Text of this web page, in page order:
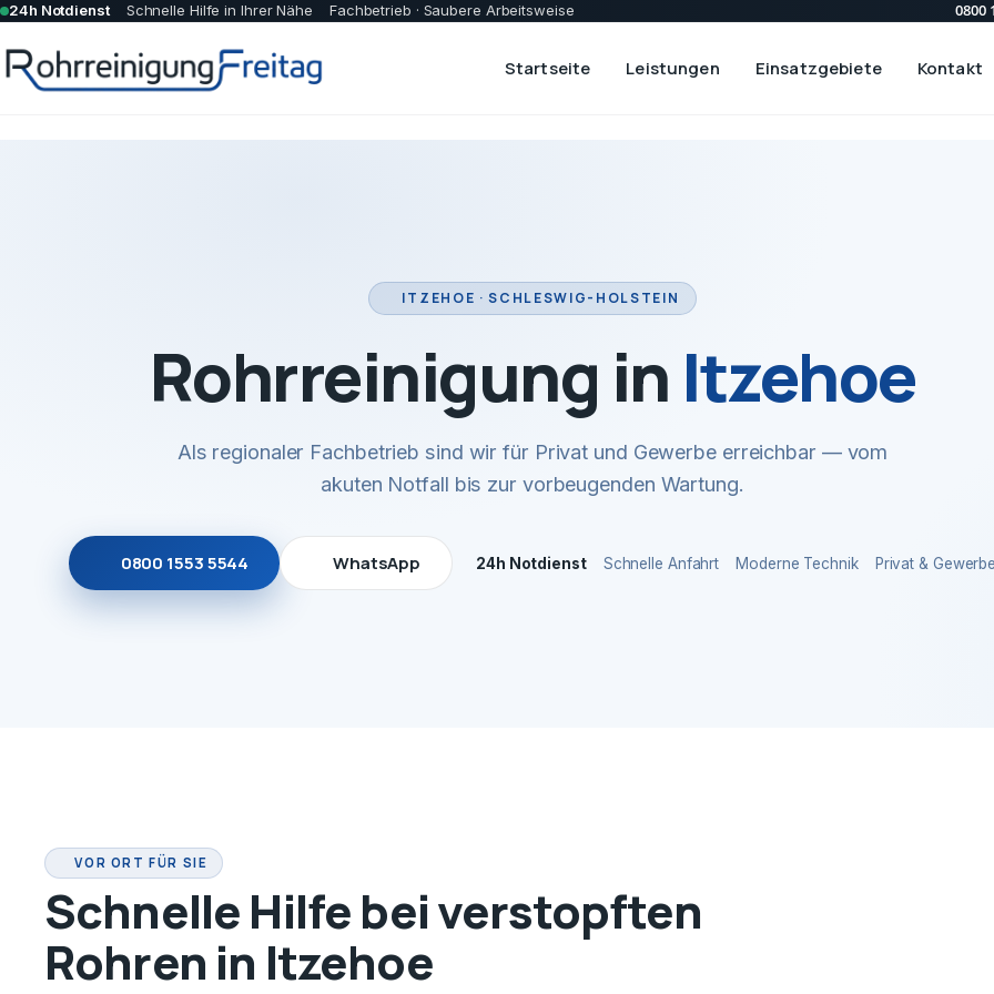
24h Notdienst Schnelle Hilfe in Ihrer Nähe Fachbetrieb · Saubere Arbeitsweise 0800
Startseite Leistungen Einsatzgebiete Kontakt
ITZEHOE · SCHLESWIG-HOLSTEIN
Rohrreinigung in Itzehoe
Als regionaler Fachbetrieb sind wir für Privat und Gewerbe erreichbar — vom
akuten Notfall bis zur vorbeugenden Wartung.
0800 1553 5544 WhatsApp 24h Notdienst Schnelle Anfahrt Moderne Technik Privat &
VOR ORT FÜR SIE
Schnelle Hilfe bei verstopften
Rohren in Itzehoe